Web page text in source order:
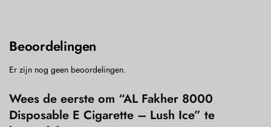
Beoordelingen
Er zijn nog geen beoordelingen.
Wees de eerste om “AL Fakher 8000
Disposable E Cigarette – Lush Ice” te